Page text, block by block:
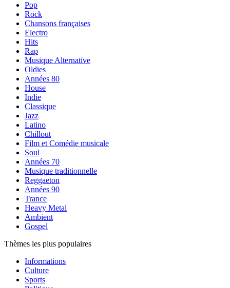
Pop
Rock
Chansons françaises
Electro
Hits
Rap
Musique Alternative
Oldies
Années 80
House
Indie
Classique
Jazz
Latino
Chillout
Film et Comédie musicale
Soul
Années 70
Musique traditionnelle
Reggaeton
Années 90
Trance
Heavy Metal
Ambient
Gospel
Thèmes les plus populaires
Informations
Culture
Sports